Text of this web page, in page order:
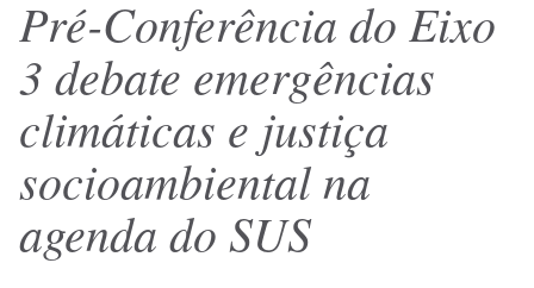
Pré-Conferência do Eixo
3 debate emergências
climáticas e justiça
socioambiental na
agenda do SUS